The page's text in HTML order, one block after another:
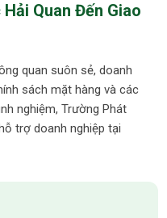
Quan Đến Giao
quan suôn sẻ, doanh
sách mặt hàng và các
nghiệm, Trường Phát
trợ doanh nghiệp tại